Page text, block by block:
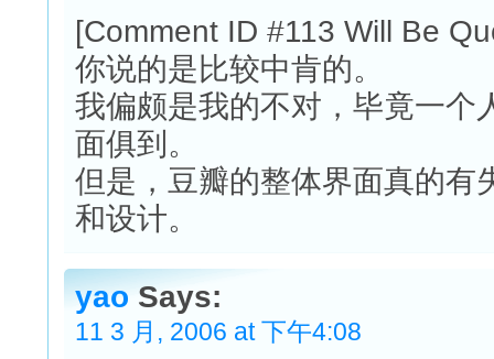
[Comment ID #113 Will Be
你说的是比较中肯的。
我偏颇是我的不对，毕竟一个
面俱到。
但是，豆瓣的整体界面真的有
和设计。
yaoSays:
11 3 月, 2006 at 下午4:08